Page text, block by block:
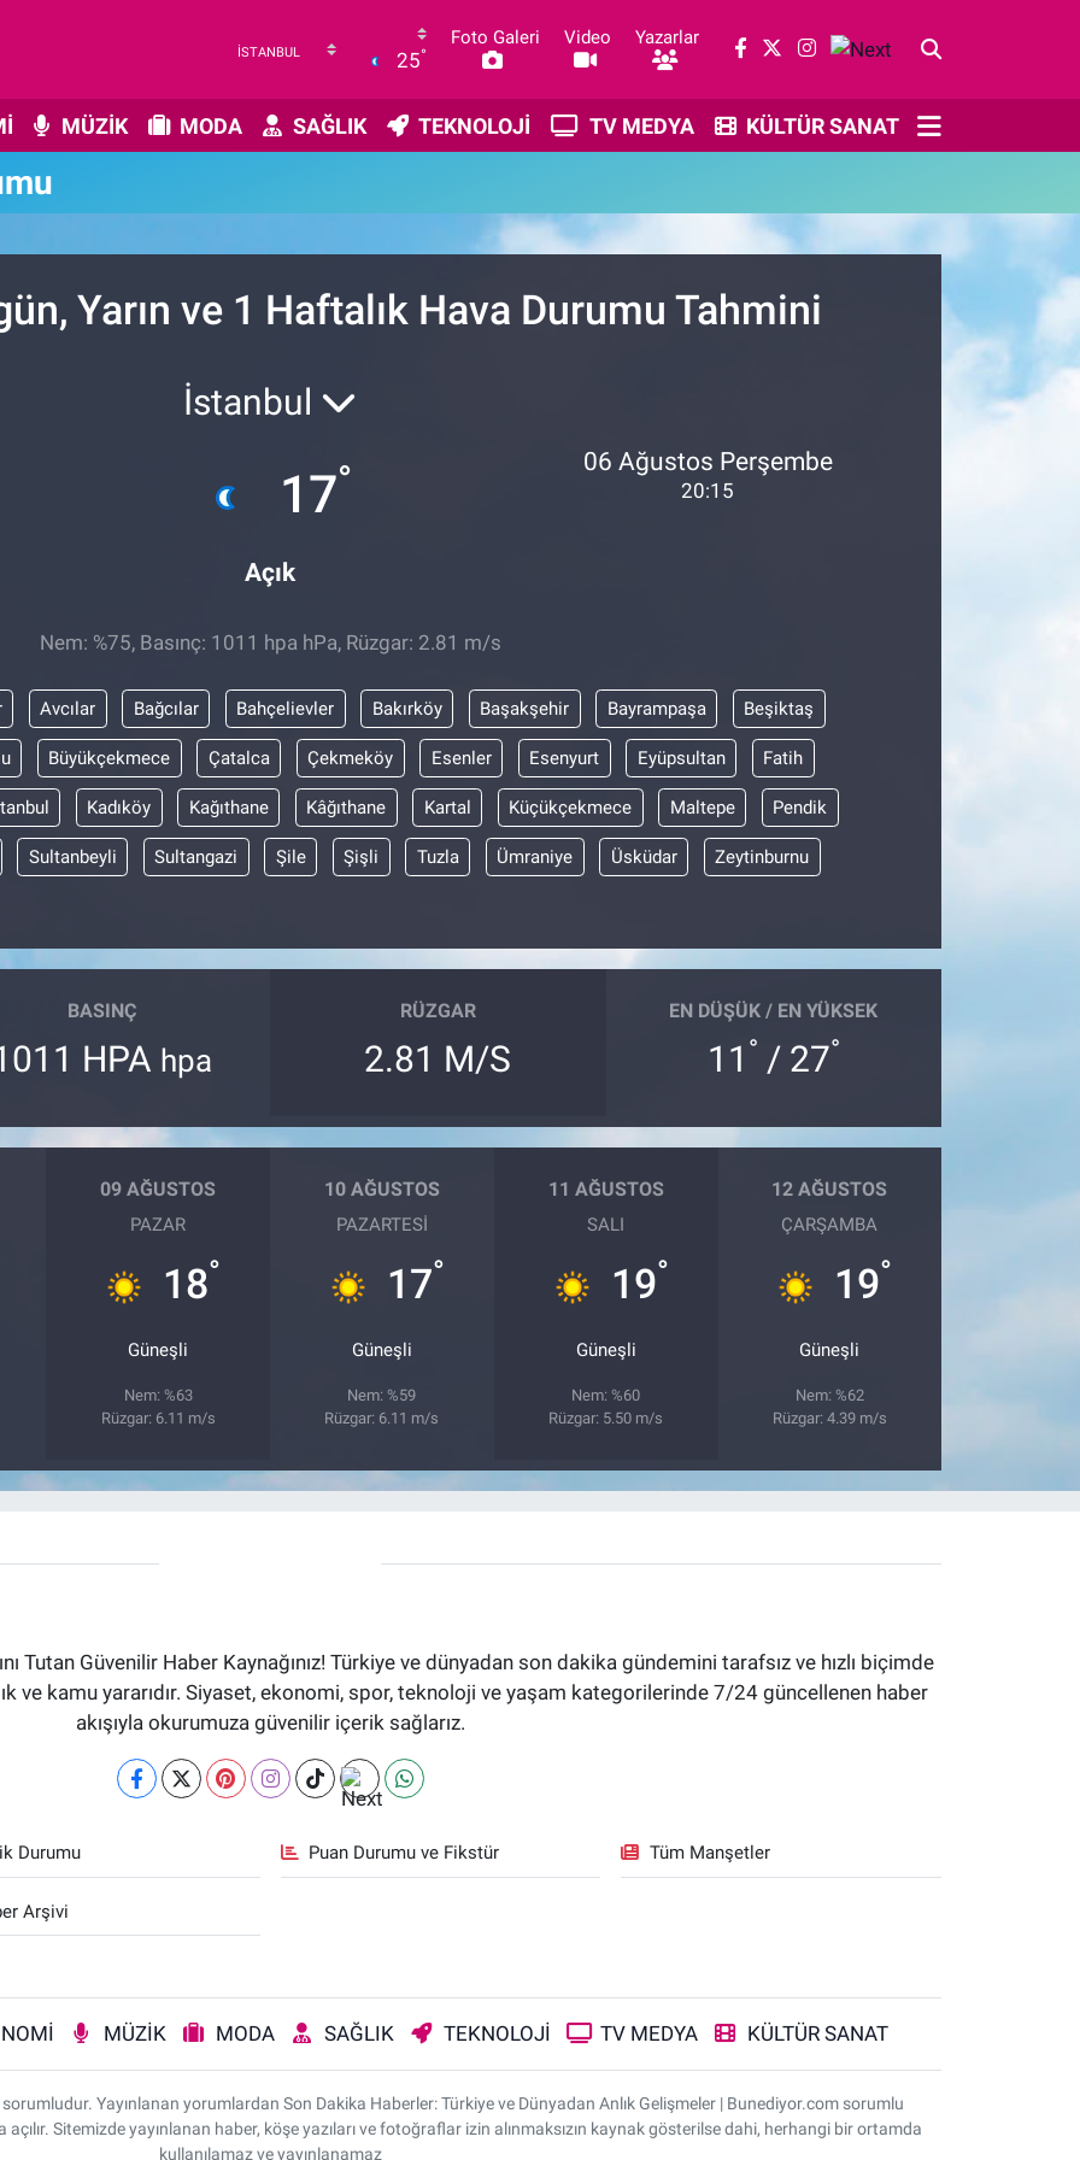
25°
Foto Galeri Video Yazarlar
MÜZİK MODA SAĞLIK TEKNOLOJİ TV MEDYA KÜLTÜR SANAT
Yarın ve 1 Haftalık Hava Durumu Tahmini
İstanbul
17°
Açık
06 Ağustos Perşembe
20:15
Nem: %75, Basınç: 1011 hpa hPa, Rüzgar: 2.81 m/s
Avcılar Bağcılar Bahçelievler Bakırköy Başakşehir Bayrampaşa Beşiktaş
Büyükçekmece Çatalca Çekmeköy Esenler Esenyurt Eyüpsultan Fatih
Kadıköy Kağıthane Kâğıthane Kartal Küçükçekmece Maltepe Pendik
Sultanbeyli Sultangazi Şile Şişli Tuzla Ümraniye Üsküdar Zeytinburnu
BASINÇ
HPA hpa
RÜZGAR
2.81 M/S
EN DÜŞÜK / EN YÜKSEK
11 ° / 27°
09 AĞUSTOS
PAZAR
18°
Güneşli
Nem: %63
Rüzgar: 6.11 m/s
10 AĞUSTOS
PAZARTESI
17°
Güneşli
Nem: %59
Rüzgar: 6.11 m/s
11 AĞUSTOS
SALI
19°
Güneşli
Nem: %60
Rüzgar: 5.50 m/s
12 AĞUSTOS
ÇARŞAMBA
19°
Güneşli
Nem: %62
Rüzgar: 4.39 m/s
Tutan Güvenilir Haber Kaynağınız! Türkiye ve dünyadan son dakika gündemini tarafsız ve hızlı biçimde
ve kamu yararıdır. Siyaset, ekonomi, spor, teknoloji ve yaşam kategorilerinde 7/24 güncellenen haber
akışıyla okurumuza güvenilir içerik sağlarız.
Durumu Puan Durumu ve Fikstür Tüm Manşetler
Arşivi
MÜZİK MODA SAĞLIK TEKNOLOJİ TV MEDYA KÜLTÜR SANAT
Yayınlanan yorumlardan Son Dakika Haberler: Türkiye ve Dünyadan Anlık Gelişmeler | Bunediyor.com sorumlu
Sitemizde yayınlanan haber, köşe yazıları ve fotoğraflar izin alınmaksızın kaynak gösterilse dahi, herhangi bir ortamda
kullanılamaz ve yayınlanamaz